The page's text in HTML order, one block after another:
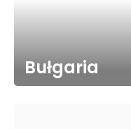
Bułgaria